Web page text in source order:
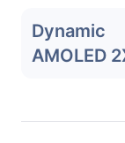
Dynamic
AMOLED